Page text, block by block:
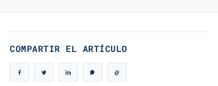
COMPARTIR EL ARTÍCULO